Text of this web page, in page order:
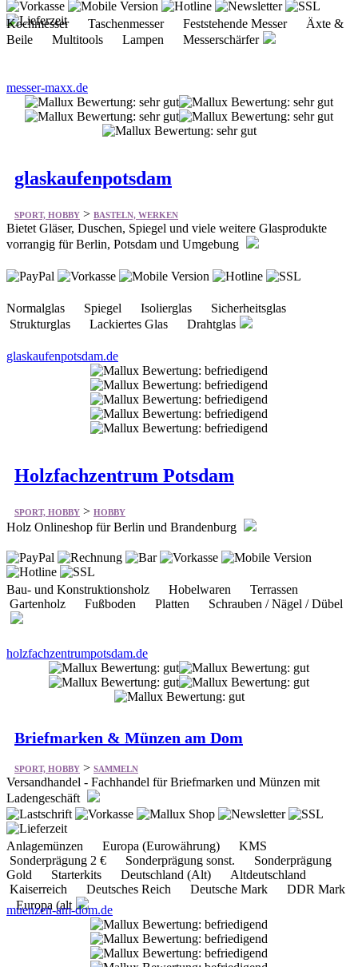
Kochmesser Taschenmesser Feststehende Messer Äxte &
Beile Multitools Lampen Messerschärfer
messer-maxx.de
glaskaufenpotsdam
SPORT, HOBBY > BASTELN, WERKEN
Bietet Gläser, Duschen, Spiegel und viele weitere Glasprodukte
vorrangig für Berlin, Potsdam und Umgebung
Normalglas Spiegel Isolierglas Sicherheitsglas
Strukturglas Lackiertes Glas Drahtglas
glaskaufenpotsdam.de
Holzfachzentrum Potsdam
SPORT, HOBBY > HOBBY
Holz Onlineshop für Berlin und Brandenburg
Bau- und Konstruktionsholz Hobelwaren Terrassen
Gartenholz Fußboden Platten Schrauben / Nägel / Dübel
holzfachzentrumpotsdam.de
Briefmarken & Münzen am Dom
SPORT, HOBBY > SAMMELN
Versandhandel - Fachhandel für Briefmarken und Münzen mit
Ladengeschäft
Anlagemünzen Europa (Eurowährung) KMS
Sonderprägung 2 € Sonderprägung sonst. Sonderprägung
Gold Starterkits Deutschland (Alt) Altdeutschland
Kaiserreich Deutsches Reich Deutsche Mark DDR Mark
Europa (alt
muenzen-am-dom.de